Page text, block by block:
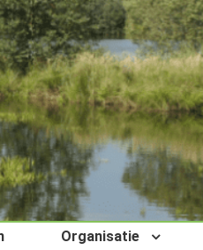
Organisatie